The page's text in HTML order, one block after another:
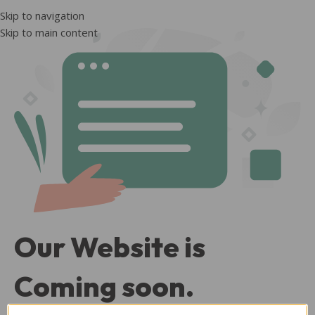
Skip to navigation
Skip to main content
Our Website is
Coming soon.